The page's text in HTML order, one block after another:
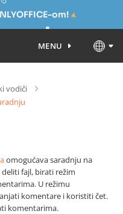
om!
MENU
vodiči
omogućava saradnju na
fajl, birati režim
U režimu
komentare i koristiti čet.
komentarima.